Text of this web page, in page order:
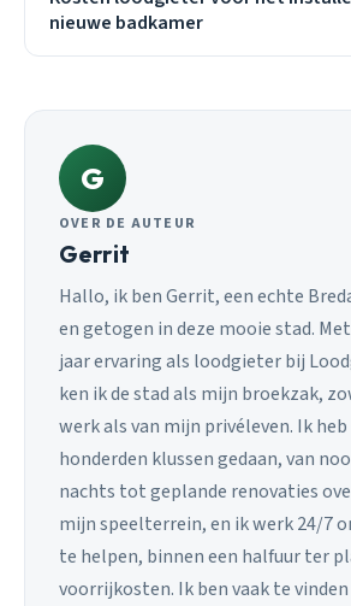
nieuwe badkamer
G
OVER DE AUTEUR
Gerrit
Hallo, ik ben Gerrit, een echte
en getogen in deze mooie stad.
jaar ervaring als loodgieter bij
ken ik de stad als mijn broekzak,
werk als van mijn privéleven. Ik
honderden klussen gedaan, van
nachts tot geplande renovaties
mijn speelterrein, en ik werk 24/7
te helpen, binnen een halfuur ter
voorrijkosten. Ik ben vaak te